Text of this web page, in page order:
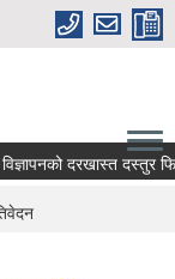
दरखास्त दस्तुर